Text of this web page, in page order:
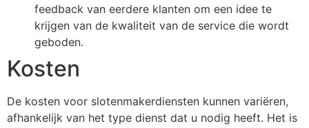
feedback van eerdere klanten om een idee te
krijgen van de kwaliteit van de service die wordt
geboden.
Kosten
De kosten voor slotenmakerdiensten kunnen variëren,
afhankelijk van het type dienst dat u nodig heeft. Het is